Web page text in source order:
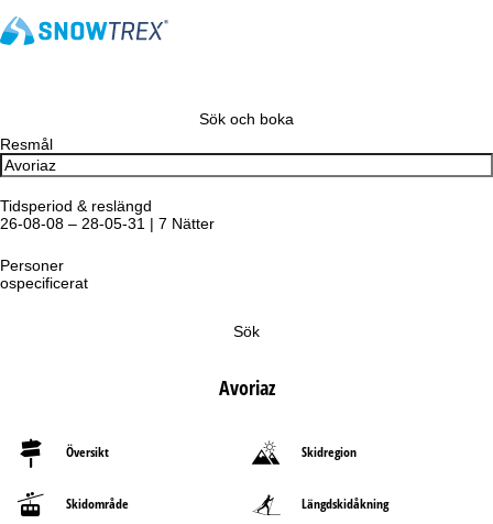
Sök och boka
Resmål
Tidsperiod & reslängd
26-08-08 – 28-05-31 | 7 Nätter
Personer
ospecificerat
Sök
Avoriaz
Översikt Skidregion
Skidområde Längdskidåkning